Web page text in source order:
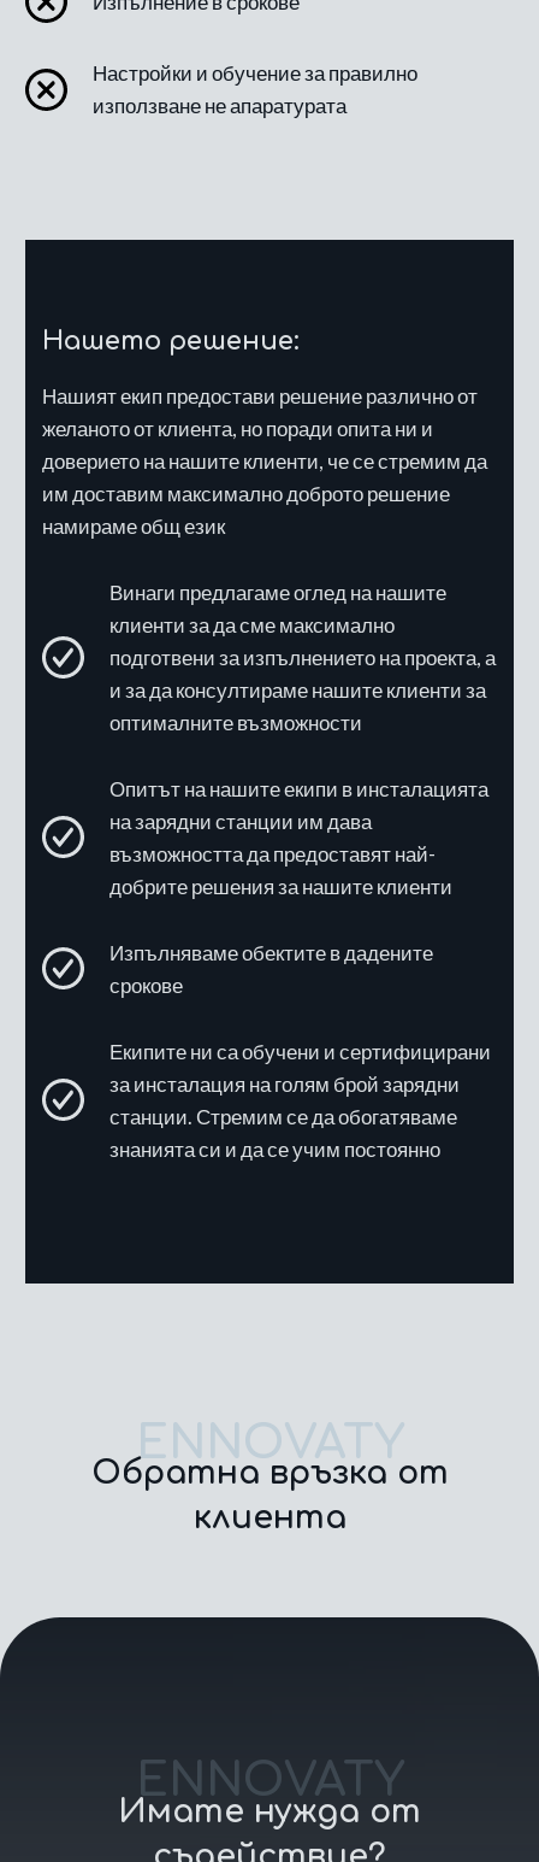
Настройки и обучение за правилно
използване не апаратурата
Нашето решение:
Нашият екип предостави решение различно от
желаното от клиента, но поради опита ни и
доверието на нашите клиенти, че се стремим да
им доставим максимално доброто решение
намираме общ език
Винаги предлагаме оглед на нашите
клиенти за да сме максимално
подготвени за изпълнението на проекта, а
и за да консултираме нашите клиенти за
оптималните възможности
Опитът на нашите екипи в инсталацията
на зарядни станции им дава
възможността да предоставят най-
добрите решения за нашите клиенти
Изпълняваме обектите в дадените
срокове
Екипите ни са обучени и сертифицирани
за инсталация на голям брой зарядни
станции. Стремим се да обогатяваме
знанията си и да се учим постоянно
ENNOVATY
Обратна връзка от
клиента
ENNOVATY
Имате нужда от